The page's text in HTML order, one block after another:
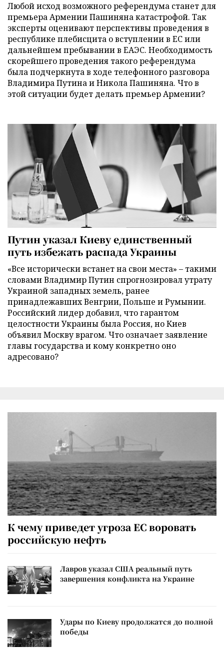
Любой исход возможного референдума станет для
премьера Армении Пашиняна катастрофой. Так
эксперты оценивают перспективы проведения в
республике плебисцита о вступлении в ЕС или
дальнейшем пребывании в ЕАЭС. Необходимость
скорейшего проведения такого референдума
была подчеркнута в ходе телефонного разговора
Владимира Путина и Никола Пашиняна. Что в
этой ситуации будет делать премьер Армении?
Путин указал Киеву единственный
путь избежать распада Украины
«Все исторически встанет на свои места» – такими
словами Владимир Путин спрогнозировал утрату
Украиной западных земель, ранее
принадлежавших Венгрии, Польше и Румынии.
Российский лидер добавил, что гарантом
целостности Украины была Россия, но Киев
объявил Москву врагом. Что означает заявление
главы государства и кому конкретно оно
адресовано?
К чему приведет угроза ЕС воровать
российскую нефть
Лавров указал США реальный путь
завершения конфликта на Украине
Удары по Киеву продолжатся до полной
победы